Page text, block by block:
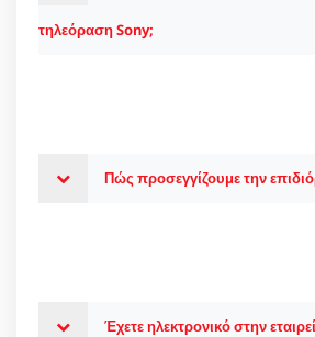
τηλεόραση Sony;
Πώς προσεγγίζουμε την
Έχετε ηλεκτρονικό στην